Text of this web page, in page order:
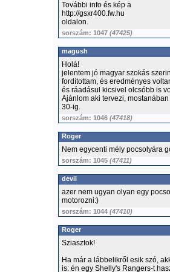
További info és kép a
http://gsxr400.fw.hu
oldalon.
sorszám: 1047 (47425)
magush
Holá!
jelentem jó magyar szokás
fordítottam, és eredményes
és ráadásul kicsivel olcsóbb is
Ajánlom aki tervezi,
30-ig.
sorszám: 1046 (47418)
Roger
Nem egycenti mély pocsolyára
sorszám: 1045 (47411)
devil
azer nem ugyan olyan egy
motorozni:)
sorszám: 1044 (47410)
Roger
Sziasztok!
Ha már a lábbelikről esik szó,
is: én egy Shelly's Rangers-t